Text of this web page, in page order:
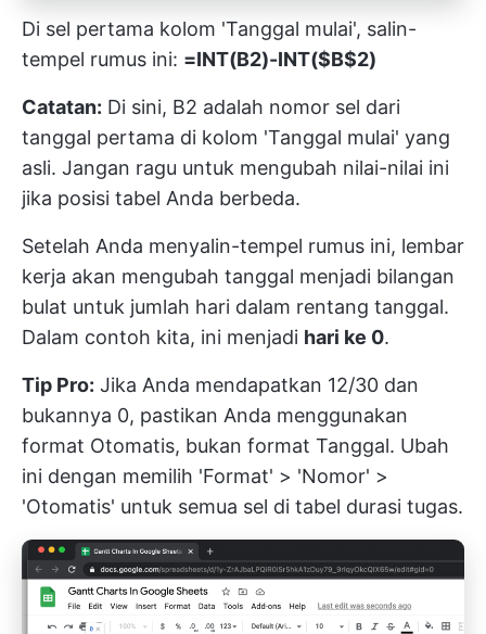
Di sel pertama kolom 'Tanggal mulai', salin-
tempel rumus ini: =INT(B2)-INT($B$2)
Catatan: Di sini, B2 adalah nomor sel dari
tanggal pertama di kolom 'Tanggal mulai' yang
asli. Jangan ragu untuk mengubah nilai-nilai ini
jika posisi tabel Anda berbeda.
Setelah Anda menyalin-tempel rumus ini, lembar
kerja akan mengubah tanggal menjadi bilangan
bulat untuk jumlah hari dalam rentang tanggal.
Dalam contoh kita, ini menjadi hari ke 0.
Tip Pro: Jika Anda mendapatkan 12/30 dan
bukannya 0, pastikan Anda menggunakan
format Otomatis, bukan format Tanggal. Ubah
ini dengan memilih 'Format' > 'Nomor' >
'Otomatis' untuk semua sel di tabel durasi tugas.